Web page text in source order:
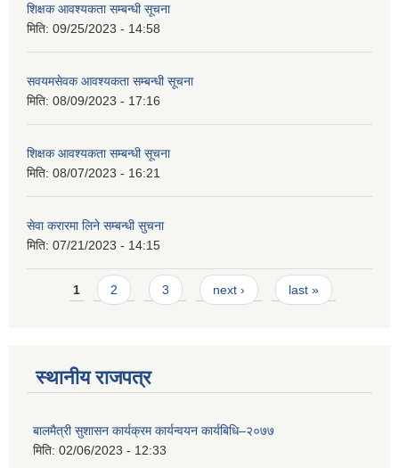
शिक्षक आवश्यकता सम्बन्धी सूचना
मिति: 09/25/2023 - 14:58
सवयमसेवक आवश्यकता सम्बन्धी सूचना
मिति: 08/09/2023 - 17:16
शिक्षक आवश्यकता सम्बन्धी सूचना
मिति: 08/07/2023 - 16:21
सेवा करारमा लिने सम्बन्धी सुचना
मिति: 07/21/2023 - 14:15
Pages
1 2 3 next › last »
स्थानीय राजपत्र
बालमैत्री सुशासन कार्यक्रम कार्यन्वयन कार्यबिधि–२०७७
मिति: 02/06/2023 - 12:33